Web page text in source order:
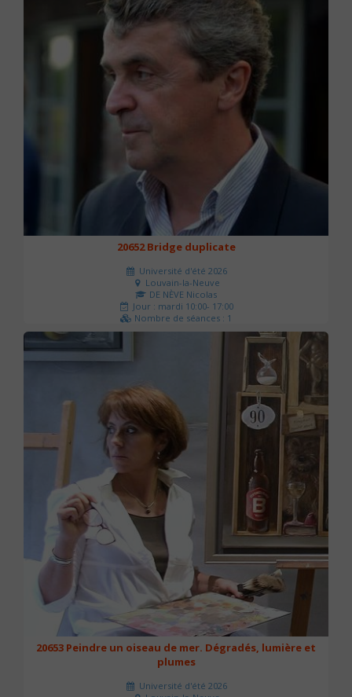
20652 Bridge duplicate
Université d'été 2026
Louvain-la-Neuve
DE NÈVE Nicolas
Jour : mardi 10:00- 17:00
Nombre de séances : 1
50 €
20653 Peindre un oiseau de mer. Dégradés, lumière et
plumes
Université d'été 2026